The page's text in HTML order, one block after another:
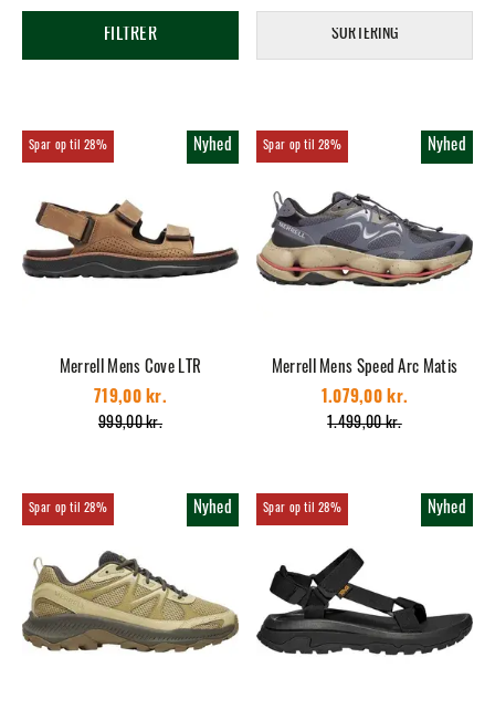
FILTRER SORTERING
28% Nyhed
Merrell Mens Cove LTR
999,00 kr.
719,00 kr.
28% Nyhed
Merrell Mens Speed Arc Matis
1.499,00 kr.
1.079,00 kr.
28% Nyhed 28% Nyhed